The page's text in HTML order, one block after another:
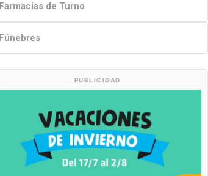
Farmacias de Turno
Fúnebres
PUBLICIDAD